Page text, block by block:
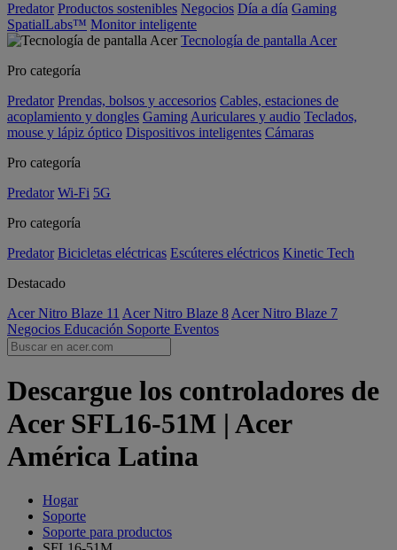
Predator Productos sostenibles Negocios Día a día Gaming
SpatialLabs™ Monitor inteligente
Tecnología de pantalla Acer
Pro categoría
Predator Prendas, bolsos y accesorios Cables, estaciones de
acoplamiento y dongles Gaming Auriculares y audio Teclados,
mouse y lápiz óptico Dispositivos inteligentes Cámaras
Pro categoría
Predator Wi-Fi 5G
Pro categoría
Predator Bicicletas eléctricas Escúteres eléctricos Kinetic Tech
Destacado
Acer Nitro Blaze 11 Acer Nitro Blaze 8 Acer Nitro Blaze 7
Negocios Educación Soporte Eventos
Descargue los controladores de
Acer SFL16-51M | Acer
América Latina
Hogar
Soporte
Soporte para productos